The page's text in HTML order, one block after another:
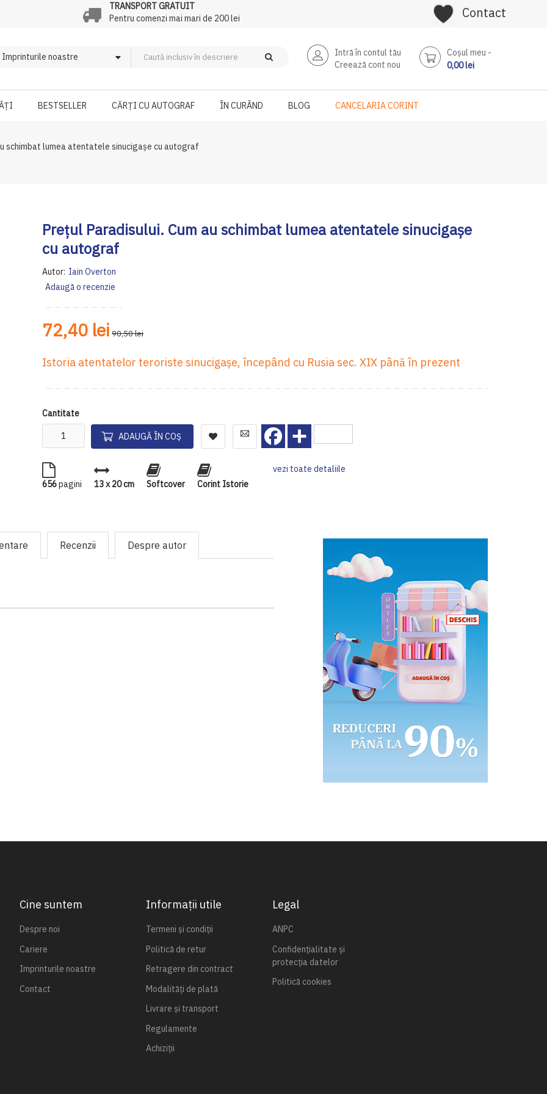
TRANSPORT GRATUIT
Pentru comenzi mai mari de 200 lei
Contact
Intră în contul tău
Creează cont nou
Coşul meu
0,00 lei
BESTSELLER CĂRȚI CU AUTOGRAF ÎN CURÂND BLOG CANCELARIA CORINT
schimbat lumea atentatele sinucigașe cu autograf
Prețul Paradisului. Cum au schimbat lumea atentatele sinucigașe
cu autograf
Autor: Iain Overton
Adaugă o recenzie
72,40 lei 90,50 lei
Istoria atentatelor teroriste sinucigașe, începând cu Rusia sec. XIX până în prezent
Cantitate
ADAUGĂ ÎN COȘ
Facebook
656pagini 13 x 20 cm Softcover Corint Istorie
vezi toate detaliile
Recenzii Despre autor
Cine suntem
Despre noi
Cariere
Imprinturile noastre
Contact
Informații utile
Termeni și condiții
Politică de retur
Retragere din contract
Modalități de plată
Livrare și transport
Regulamente
Achiziții
Legal
ANPC
Confidențialitate și
protecția datelor
Politică cookies